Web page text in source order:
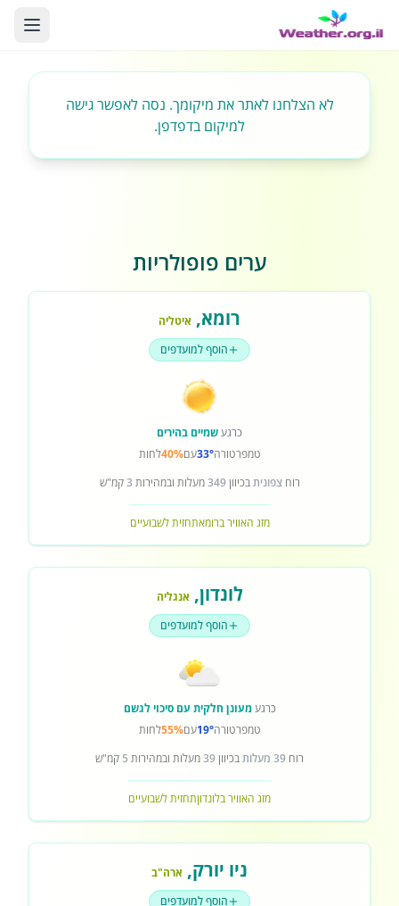
לא הצלחנו לאתר את מיקומך. נסה לאפשר גישה
למיקום בדפדפן.
ערים פופולריות
רומא, איטליה
הוסף למועדפים
כרגעשמיים בהירים
טמפרטורה33°עם40%לחות
רוחצפוניתבכיוון349מעלות ובמהירות 3קמ"ש
מזג האוויר ברומאתחזית לשבועיים
לונדון, אנגליה
הוסף למועדפים
כרגעמעונן חלקית עם סיכוי לגשם
טמפרטורה19°עם55%לחות
רוח 39 מעלות בכיוון39מעלות ובמהירות 5 קמ"ש
מזג האוויר בלונדוןתחזית לשבועיים
ניו יורק, ארה"ב
הוסף למועדפים